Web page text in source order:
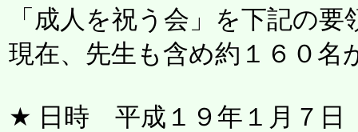
「成人を祝う会」を下記の
現在、先生も含め約１６０名
★ 日時 平成１９年１月７